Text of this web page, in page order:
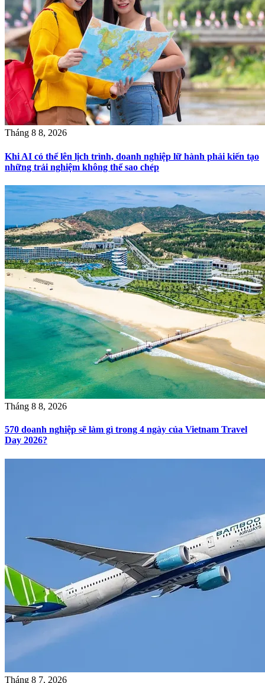
Tháng 8 8, 2026
Khi AI có thể lên lịch trình, doanh nghiệp lữ hành phải kiến tạo
những trải nghiệm không thể sao chép
Tháng 8 8, 2026
570 doanh nghiệp sẽ làm gì trong 4 ngày của Vietnam Travel
Day 2026?
Tháng 8 7, 2026